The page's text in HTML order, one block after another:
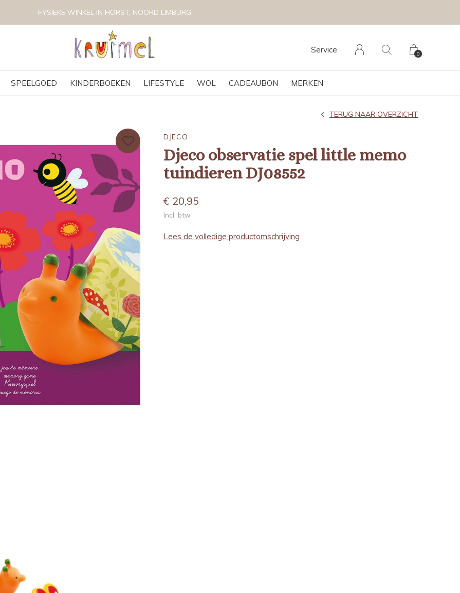
SPEELGOED KINDERBOEKEN LIFESTYLE WOL CADEAUBON MERKEN
Service 0
VOLG KRUIMEL VIA INSTAGRAM @KRUIMELKIDSBOUTIQUE
DJECO
Djeco observatie spel little memo
tuindieren DJ08552
TERUG NAAR OVERZICHT
€ 20,95
Incl. btw
Lees de volledige productomschrijving